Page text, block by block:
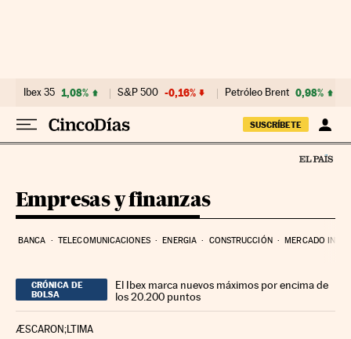
Ibex 35 1,08% S&P 500 -0,16% Petróleo Brent 0,98%
SUSCRÍBETE
Empresas y finanzas
BANCA TELECOMUNICACIONES ENERGIA CONSTRUCCIÓN MERCADO
CRÓNICA DE
BOLSA
El Ibex marca nuevos máximos por encima de
los 20.200 puntos
ÆSCARON;LTIMA